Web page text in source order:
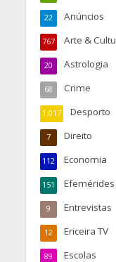
Anúncios
22
Arte &
767
Astrologia
20
Crime
68
Desporto
1.017
Direito
7
Economia
112
151
Entrevistas
9
Ericeira TV
12
Escolas
89